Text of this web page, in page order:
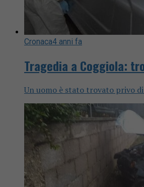
Cronaca4 anni fa
Tragedia a Coggiola:
Un uomo è stato trovato privo